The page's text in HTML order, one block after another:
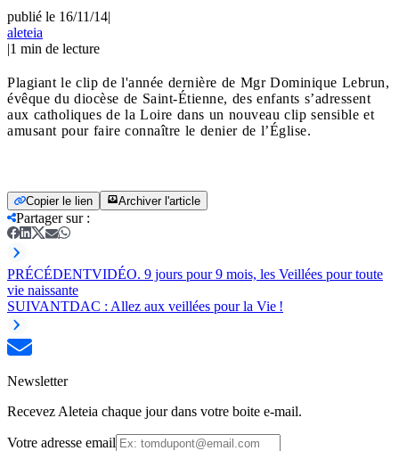
publié le 16/11/14|
aleteia
|1 min de lecture
Plagiant le clip de l'année dernière de Mgr Dominique Lebrun,
évêque du diocèse de Saint-Étienne, des enfants s’adressent
aux catholiques de la Loire dans un nouveau clip sensible et
amusant pour faire connaître le denier de l’Église.
Copier le lien Archiver l'article
Partager sur:
PRÉCÉDENTVIDÉO. 9 jours pour 9 mois, les Veillées pour toute
vie naissante
SUIVANTDAC : Allez aux veillées pour la Vie !
Newsletter
Recevez Aleteia chaque jour dans votre boite e-mail.
Votre adresse email